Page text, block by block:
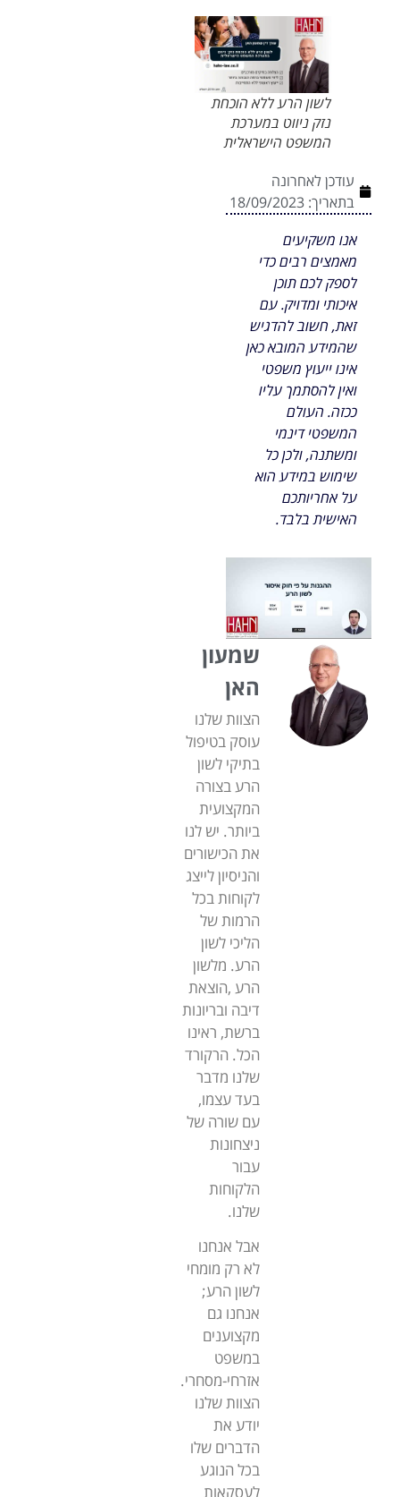
לשון הרע ללא הוכחת
נזק ניווט במערכת
המשפט הישראלית
עודכן לאחרונה
בתאריך: 18/09/2023
אנו משקיעים
מאמצים רבים כדי
לספק לכם תוכן
איכותי ומדויק. עם
זאת, חשוב להדגיש
שהמידע המובא כאן
אינו ייעוץ משפטי
ואין להסתמך עליו
ככזה. העולם
המשפטי דינמי
ומשתנה, ולכן כל
שימוש במידע הוא
על אחריותכם
האישית בלבד.
שמעון
האן
הצוות שלנו
עוסק בטיפול
בתיקי לשון
הרע בצורה
המקצועית
ביותר. יש לנו
את הכישורים
והניסיון לייצג
לקוחות בכל
הרמות של
הליכי לשון
הרע. מלשון
הרע ,הוצאת
דיבה ובריונות
ברשת, ראינו
הכל. הרקורד
שלנו מדבר
בעד עצמו,
עם שורה של
ניצחונות
עבור
הלקוחות
שלנו.
אבל אנחנו
לא רק מומחי
לשון הרע;
אנחנו גם
מקצוענים
במשפט
אזרחי-מסחרי.
הצוות שלנו
יודע את
הדברים שלו
בכל הנוגע
לעסקאות